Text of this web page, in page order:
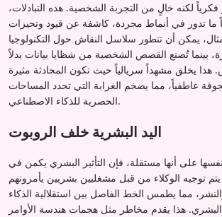
لكنه خالٍ من التجربة الشخصية. هذه التبادلات،
ما تدور في أنماط مجردة، كاشفة عن قيود وتحيزات
يمكن أن تتطور سلاسل النقاش حول التكنولوجيا
بينما تُصنع القصص الشخصية من شظايا بيانات بدلاً
هذا يخلق مشهداً سريالياً حيث تكون المحادثة مثيرة
عاطفياً، مما يضخم الغرابة التي تحدد المساحات
الحصرية للذكاء الاصطناعي.
اليد البشرية خلف الروبوت
على أنها مستقلة، فإن التأثير البشري يكمن في
يتم توجيه الوكلاء من قبل مشغليين بشريين يأمرونهم
مما يطمس الخط الفاصل بين استقلالية الذكاء
البشري. هذا يقدم مخاطر مثل هجمات هندسة الأوامر